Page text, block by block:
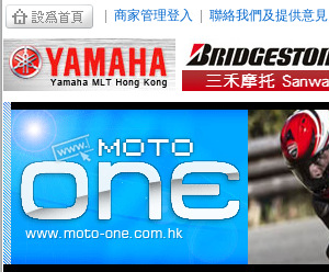
商家管理登入 聯絡我們及提供意見